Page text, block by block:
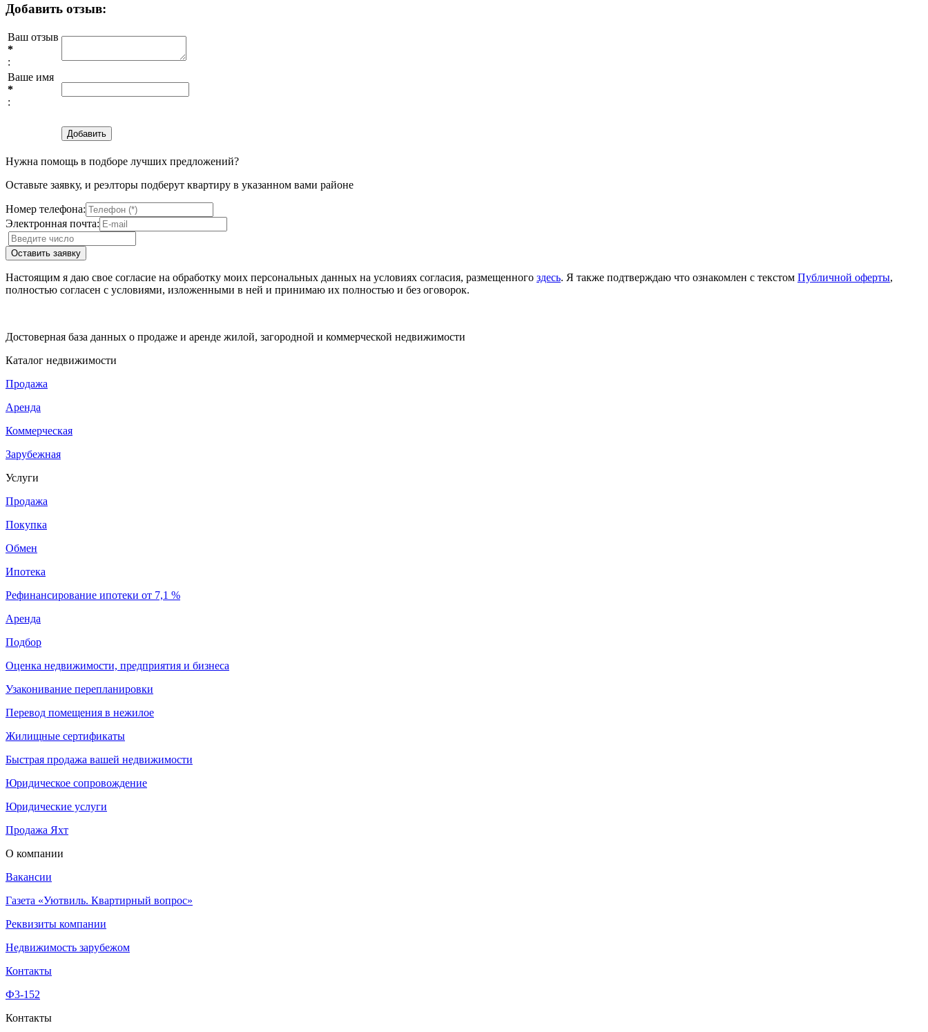
Добавить отзыв:
Ваш отзыв
*
:
Ваше имя
*
:
Нужна помощь в подборе лучших предложений?
Оставьте заявку, и реэлторы подберут квартиру в указанном вами районе
Номер телефона:
Электронная почта:
Настоящим я даю свое согласие на обработку моих персональных данных на условиях согласия, размещенного здесь. Я также подтверждаю что ознакомлен с текстом Публичной оферты,
полностью согласен с условиями, изложенными в ней и принимаю их полностью и без оговорок.
Достоверная база данных о продаже и аренде жилой, загородной и коммерческой недвижимости
Каталог недвижимости
Продажа
Аренда
Коммерческая
Зарубежная
Услуги
Продажа
Покупка
Обмен
Ипотека
Рефинансирование ипотеки от 7,1 %
Аренда
Подбор
Оценка недвижимости, предприятия и бизнеса
Узаконивание перепланировки
Перевод помещения в нежилое
Жилищные сертификаты
Быстрая продажа вашей недвижимости
Юридическое сопровождение
Юридические услуги
Продажа Яхт
О компании
Вакансии
Газета «Уютвиль. Квартирный вопрос»
Реквизиты компании
Недвижимость зарубежом
Контакты
Ф3-152
Контакты